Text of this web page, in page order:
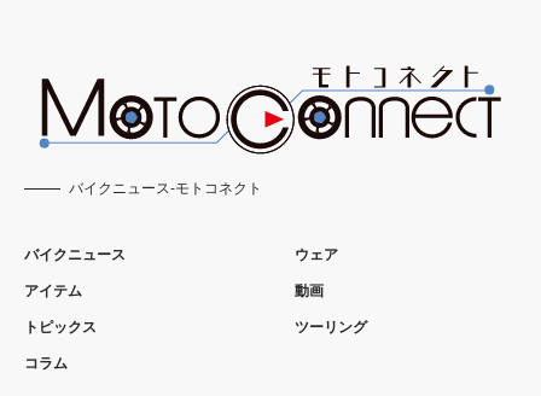
バイクニュース-モトコネクト
バイクニュース
アイテム
トピックス
コラム
ウェア
動画
ツーリング